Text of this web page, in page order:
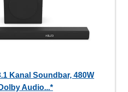
Kanal Soundbar, 480W
Audio...*